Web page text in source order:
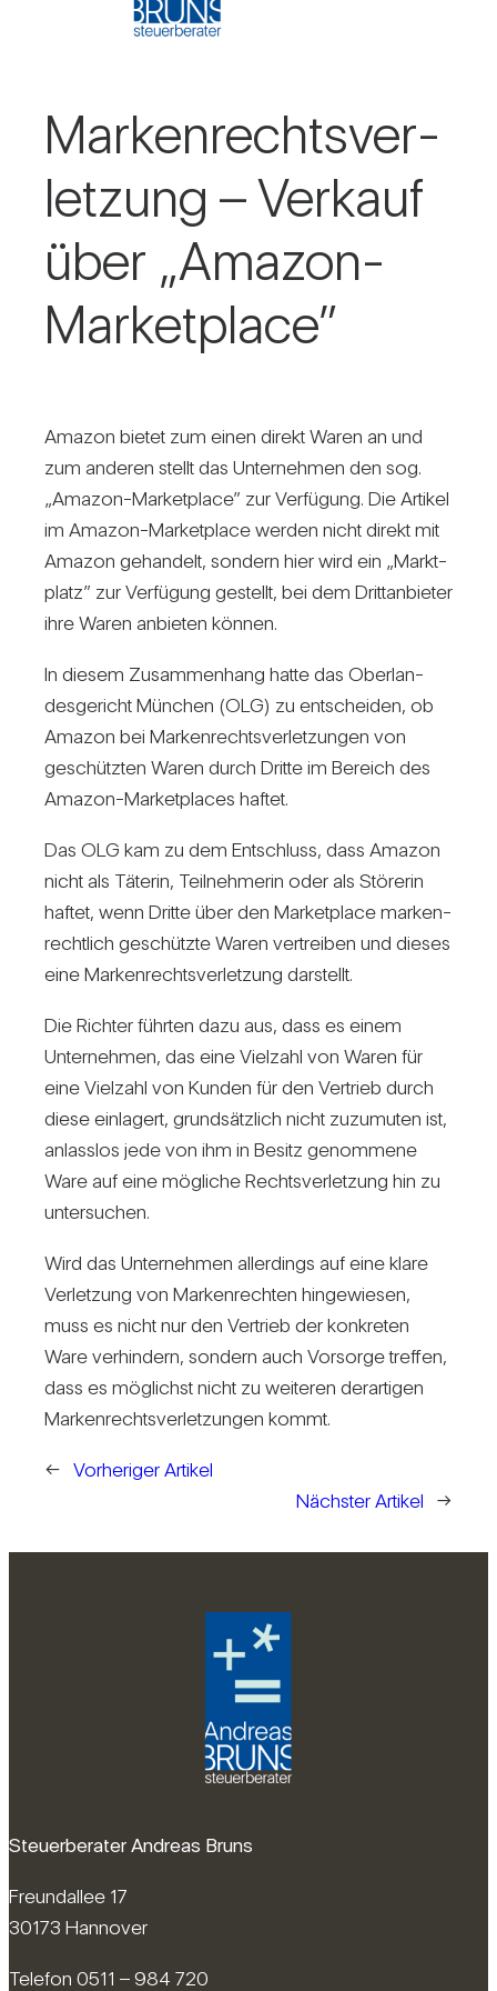
Mar­ken­rechts­ver­
let­zung – Ver­kauf
über „Amazon-
Mar­ket­place”
Amazon bietet zum einen direkt Waren an und
zum anderen stellt das Unter­nehmen den sog.
„Amazon-Mar­ket­place” zur Ver­fü­gung. Die Artikel
im Amazon-Mar­ket­place werden nicht direkt mit
Amazon gehan­delt, son­dern hier wird ein „Markt­
platz” zur Ver­fü­gung gestellt, bei dem Dritt­an­bieter
ihre Waren anbieten können.
In diesem Zusam­men­hang hatte das Ober­lan­
des­ge­richt Mün­chen (OLG) zu ent­scheiden, ob
Amazon bei Mar­ken­rechts­ver­let­zungen von
geschützten Waren durch Dritte im Bereich des
Amazon-Mar­ket­places haftet.
Das OLG kam zu dem Ent­schluss, dass Amazon
nicht als Täterin, Teil­neh­merin oder als Stö­rerin
haftet, wenn Dritte über den Mar­ket­place mar­ken­
recht­lich geschützte Waren ver­treiben und dieses
eine Mar­ken­rechts­ver­let­zung dar­stellt.
Die Richter führten dazu aus, dass es einem
Unter­nehmen, das eine Viel­zahl von Waren für
eine Viel­zahl von Kunden für den Ver­trieb durch
diese ein­la­gert, grund­sätz­lich nicht zuzu­muten ist,
anlasslos jede von ihm in Besitz genom­mene
Ware auf eine mög­liche Rechts­ver­let­zung hin zu
unter­su­chen.
Wird das Unter­nehmen aller­dings auf eine klare
Ver­let­zung von Mar­ken­rechten hin­ge­wiesen,
muss es nicht nur den Ver­trieb der kon­kreten
Ware ver­hin­dern, son­dern auch Vor­sorge treffen,
dass es mög­lichst nicht zu wei­teren der­ar­tigen
Mar­ken­rechts­ver­let­zungen kommt.
← Vorheriger Artikel
Nächster Artikel
→
Steuerberater Andreas Bruns
Freundallee 17
30173 Hannover
Telefon 0511 – 984 720